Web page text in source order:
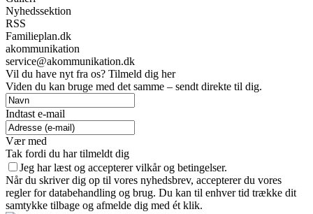
Nyhedssektion
RSS
Familieplan.dk
akommunikation
service@akommunikation.dk
Vil du have nyt fra os? Tilmeld dig her
Viden du kan bruge med det samme – sendt direkte til dig.
Indtast e-mail
Vær med
Tak fordi du har tilmeldt dig
Jeg har læst og accepterer vilkår og betingelser.
Når du skriver dig op til vores nyhedsbrev, accepterer du vores
regler for databehandling og brug. Du kan til enhver tid trække dit
samtykke tilbage og afmelde dig med ét klik.